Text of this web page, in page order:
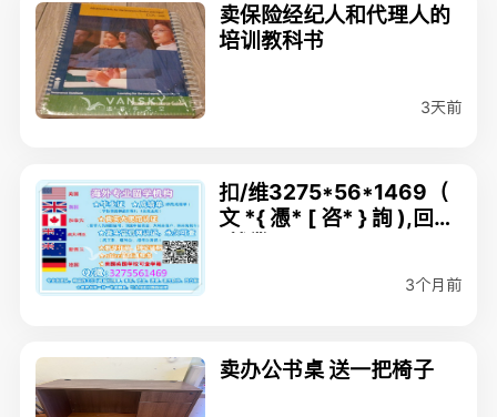
卖保险经纪人和代理人的
培训教科书
3天前
扣/维3275*56*1469（
文 *{ 憑* [ 咨* } 詢 ),回國
3个月前
卖办公书桌 送一把椅子